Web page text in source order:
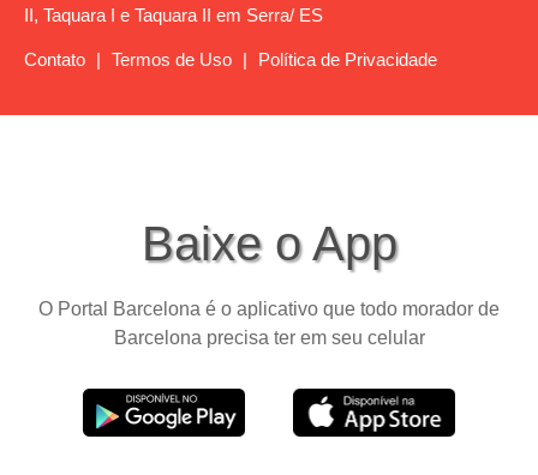
II, Taquara I e Taquara II em Serra/ ES
Contato | Termos de Uso | Política de Privacidade
Baixe o App
O Portal Barcelona é o aplicativo que todo morador de
Barcelona precisa ter em seu celular